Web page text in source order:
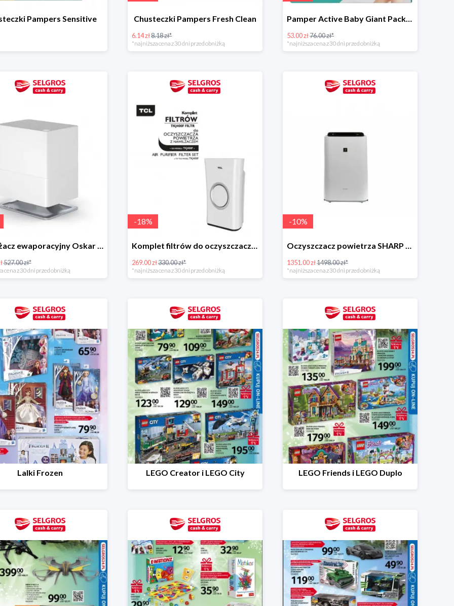
Pampers Sensitive Chusteczki Pampers Fresh Clean
6.14 zł8.18 zł*
*najniższa cena z 30 dni przed obniżką
Pamper Active Baby Giant Pack -30%
53.00 zł76.00 zł*
*najniższa cena z 30 dni przed obniżką
Nawilżacz ewaporacyjny Oskar little -19%
527.00 zł*
cena z 30 dni przed obniżką
-18%
Komplet filtrów do oczyszczacza TCL TKJ400F -19%
269.00 zł330.00 zł*
*najniższa cena z 30 dni przed obniżką
-10%
Oczyszczacz powietrza SHARP KC-D40EU-W -10%
1351.00 zł1498.00 zł*
*najniższa cena z 30 dni przed obniżką
Lalki Frozen LEGO Creator i LEGO City LEGO Friends i LEGO Duplo